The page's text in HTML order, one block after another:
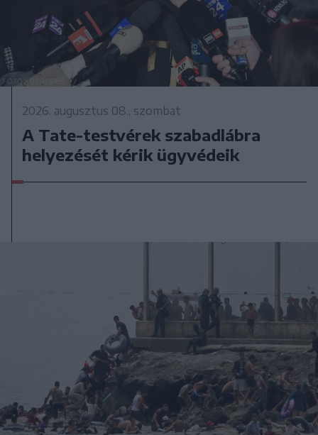
2026. augusztus 08., szombat
A Tate-testvérek szabadlábra
helyezését kérik ügyvédeik